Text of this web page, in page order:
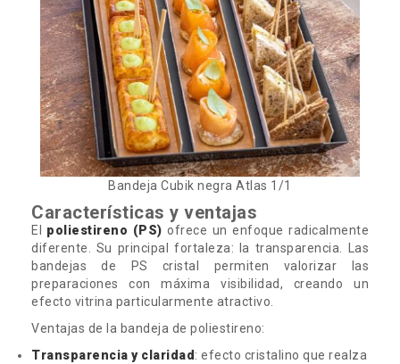
Bandeja Cubik negra Atlas 1/1
Características y ventajas
El poliestireno (PS) ofrece un enfoque radicalmente
diferente. Su principal fortaleza: la transparencia. Las
bandejas de PS cristal permiten valorizar las
preparaciones con máxima visibilidad, creando un
efecto vitrina particularmente atractivo.
Ventajas de la bandeja de poliestireno:
Transparencia y claridad : efecto cristalino que realza